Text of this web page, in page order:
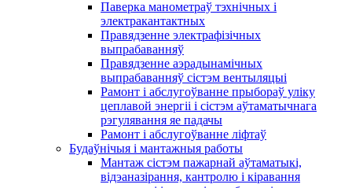
Паверка манометраў тэхнічных і
электракантактных
Правядзенне электрафізічных
выпрабаванняў
Правядзенне аэрадынамічных
выпрабаванняў сістэм вентыляцыі
Рамонт і абслугоўванне прыбораў уліку
цеплавой энергіі і сістэм аўтаматычнага
рэгулявання яе падачы
Рамонт і абслугоўванне ліфтаў
Будаўнічыя і мантажныя работы
Мантаж сістэм пажарнай аўтаматыкі,
відэаназірання, кантролю і кіравання